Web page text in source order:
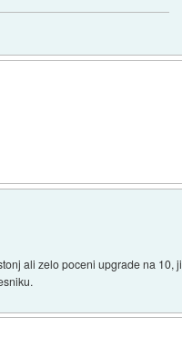
ali zelo poceni upgrade na 10,